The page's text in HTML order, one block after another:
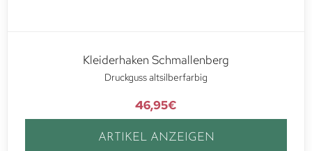
Kleiderhaken Schmallenberg
Druckguss altsilberfarbig
46,95€
ARTIKEL ANZEIGEN